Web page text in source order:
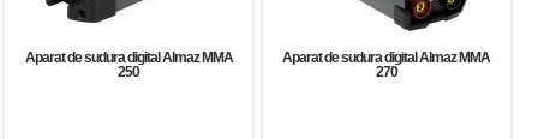
Aparat de sudura digital Almaz MMA
250
Aparat de sudura digital Almaz MMA
270